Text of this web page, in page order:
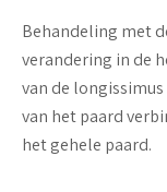
Behandeling met
verandering in de
van de
van het paard
het gehele paard.